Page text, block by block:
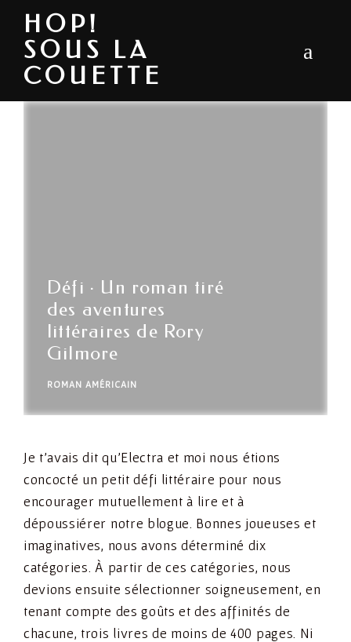
HOP!
SOUS LA
COUETTE
Défi · Un roman tiré
des aventures
littéraires de Rory
Gilmore
ROMAN AMÉRICAIN
Je t’avais dit qu’Electra et moi nous étions
concocté un petit défi littéraire pour nous
encourager mutuellement à lire et à
dépoussiérer notre blogue. Bonnes joueuses et
imaginatives, nous avons déterminé dix
catégories. À partir de ces catégories, nous
devions ensuite sélectionner soigneusement, en
tenant compte des goûts et des affinités de
chacune, trois livres de moins de 400 pages. Ni